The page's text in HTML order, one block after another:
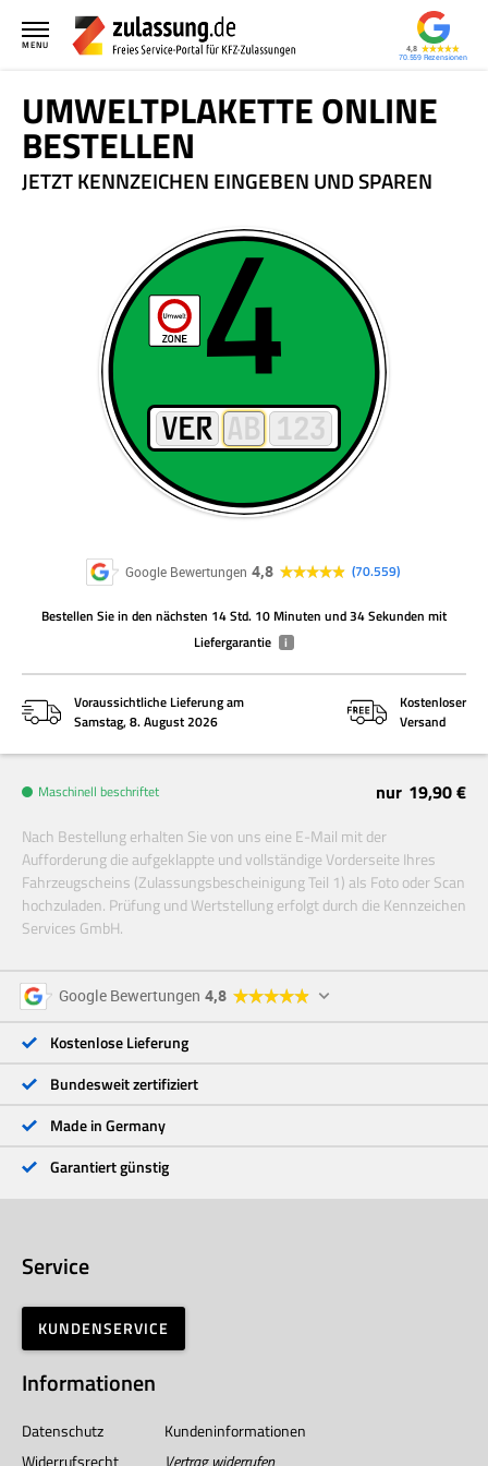
4,8
70.559
MENU
UMWELTPLAKETTE ONLINE
BESTELLEN
JETZT KENNZEICHEN EINGEBEN UND SPAREN
Google Bewertungen 4,8 70.559
Bestellen Siein den nächsten 14 Std. 10 Minuten und 34 Sekunden mit
Liefergarantie
i
Voraussichtliche Lieferung am
Samstag, 8. August 2026
Kostenloser
Versand
Maschinell beschriftet nur 19,90 €
Nach Bestellung erhalten Sie von uns eine E-Mail mit der
Aufforderung die aufgeklappte und vollständige Vorderseite Ihres
Fahrzeugscheins (Zulassungsbescheinigung Teil 1) als Foto oder Scan
hochzuladen. Prüfung und Wertstellung erfolgt durch die Kennzeichen
Services GmbH.
Google Bewertungen 4,8
4 Sterne
3 Sterne
<1 %
2 Sterne
1 Stern
<1 %
Kostenlose Lieferung
Bundesweit zertifiziert
Made in Germany
Garantiert günstig
Service
KUNDENSERVICE
Informationen
Datenschutz
Kundeninformationen
Widerrufsrecht
Vertrag widerrufen